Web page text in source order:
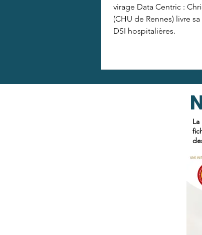
virage Data Centric :
(CHU de Rennes) livre sa
DSI hospitalières.